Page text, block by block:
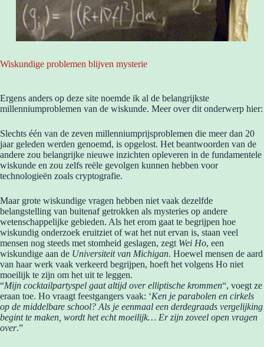
Wiskundige problemen blijven mysterie
Ergens anders op deze site noemde ik al de belangrijkste
millenniumproblemen van de wiskunde. Meer over dit onderwerp hier:
Slechts één van de zeven millenniumprijsproblemen die meer dan 20
jaar geleden werden genoemd, is opgelost. Het beantwoorden van de
andere zou belangrijke nieuwe inzichten opleveren in de fundamentele
wiskunde en zou zelfs reële gevolgen kunnen hebben voor
technologieën zoals cryptografie.
Maar grote wiskundige vragen hebben niet vaak dezelfde
belangstelling van buitenaf getrokken als mysteries op andere
wetenschappelijke gebieden. Als het erom gaat te begrijpen hoe
wiskundig onderzoek eruitziet of wat het nut ervan is, staan veel
mensen nog steeds met stomheid geslagen, zegt Wei Ho, een
wiskundige aan de Universiteit van Michigan. Hoewel mensen de aard
van haar werk vaak verkeerd begrijpen, hoeft het volgens Ho niet
moeilijk te zijn om het uit te leggen.
“Mijn cocktailpartyspel gaat altijd over elliptische krommen“, voegt ze
eraan toe. Ho vraagt ​​feestgangers vaak: ‘Ken je parabolen en cirkels
op de middelbare school? Als je eenmaal een derdegraads vergelijking
begint te maken, wordt het echt moeilijk… Er zijn zoveel open vragen
over.”